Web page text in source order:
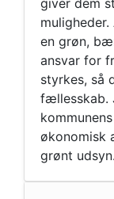
giver dem
en grøn,
ansvar for
styrkes, så
fællesskab.
økonomisk
grønt udsyn.